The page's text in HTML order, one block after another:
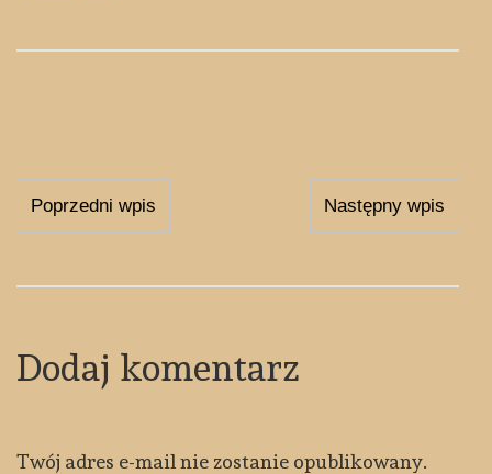
Nawigacja
Poprzedni wpis Następny wpis
Dodaj komentarz
Twój adres e-mail nie zostanie opublikowany.